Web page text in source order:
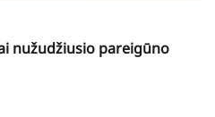
nužudžiusio pareigūno